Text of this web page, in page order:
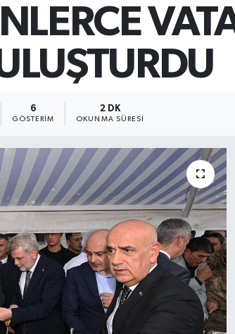
6
GÖSTERIM
2 DK
OKUNMA SÜRESI